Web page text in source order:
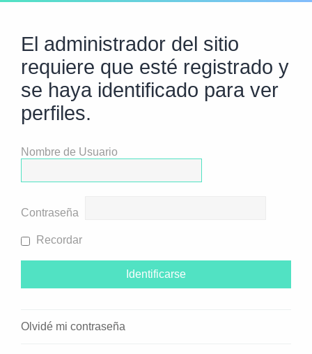
El administrador del sitio
requiere que esté registrado y
se haya identificado para ver
perfiles.
Nombre de Usuario
Contraseña
Recordar
Olvidé mi contraseña